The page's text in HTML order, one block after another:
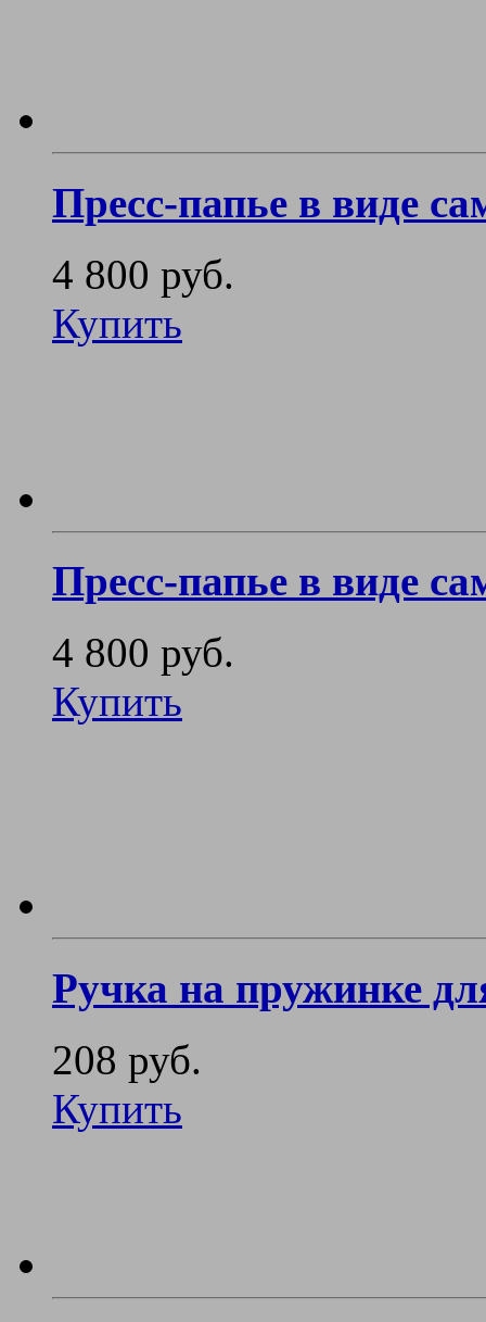
Пресс-папье в виде
4 800 руб.
Купить
Пресс-папье в виде
4 800 руб.
Купить
Ручка на пружинке
208 руб.
Купить